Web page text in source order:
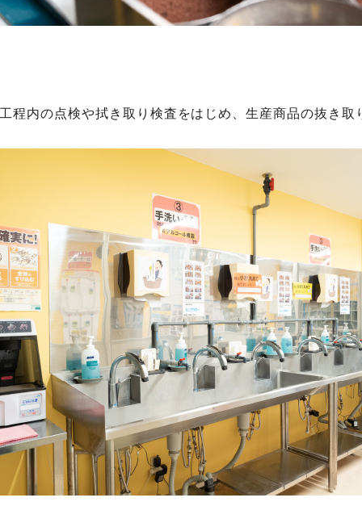
の点検や拭き取り検査をはじめ、生産商品の抜